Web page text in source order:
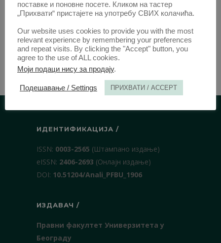
ИДЕНТИФИКАЦИЈА /
ISSN: 0003-2565 (Штампано издање)
еISSN: 2406-2693 (Онлајн издање)
DOI: 10.51204/Anali_PFBU_1906
ИЗДАВАЧ /
Правни факултет Универзитета у
Београду
поставке и поновне посете. Кликом на тастер
„Прихвати“ пристајете на употребу СВИХ колачића.
Our website uses cookies to provide you with the most
relevant experience by remembering your preferences
and repeat visits. By clicking the "Accept" button, you
agree to the use of ALL cookies.
Моји подаци нису за продају.
Подешавање / Settings ПРИХВАТИ / ACCEPT